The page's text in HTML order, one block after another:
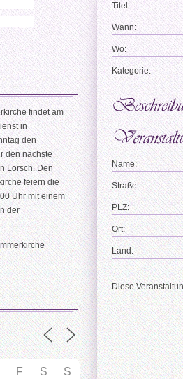
Titel:
Wann:
Wo:
Kategorie:
Name:
Straße:
PLZ:
Ort:
Land:
Diese
findet am
in
den
den nächste
Lorsch. Den
feiern die
Uhr mit einem
der
F S S